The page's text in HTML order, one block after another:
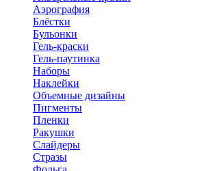
Аэрография
Блёстки
Бульонки
Гель-краски
Гель-паутинка
Наборы
Наклейки
Объемные дизайны
Пигменты
Пленки
Ракушки
Слайдеры
Стразы